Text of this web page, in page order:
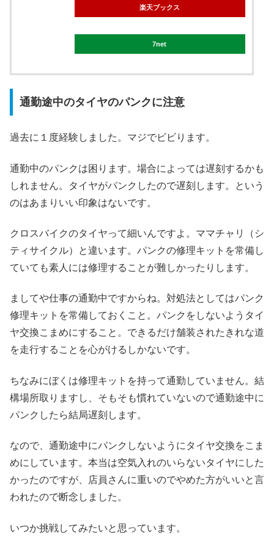
楽天ブックス
7net
通勤途中のタイヤのパンクに注意
過去に１度経験しました。マジでビビります。
通勤中のパンクは困ります。場合によっては遅刻するかも
しれません。タイヤがパンクしたので遅刻します。という
のはあまりいい印象はないです。
クロスバイクのタイヤって細いんですよ。ママチャリ（シ
ティサイクル）と違います。パンクの修理キットを常備し
ていても素人には修理することが難しかったりします。
ましてや仕事の通勤中ですからね。対処法としてはパンク
修理キットを常備しておくこと。パンクをしないようタイ
ヤ交換こまめにすること。できるだけ舗装されたきれな道
を走行することを心がけるしかないです。
ちなみにぼくは修理キットを持って通勤していません。結
構場所取りますし、そもそも慣れていないので通勤途中に
パンクしたら結局遅刻します。
なので、通勤途中にパンクしないようにタイヤ交換をこま
めにしています。本当は空気入れのいらないタイヤにした
かったのですが、店員さんに重いのでやめた方がいいと言
われたので断念しました。
いつか挑戦してみたいと思っています。